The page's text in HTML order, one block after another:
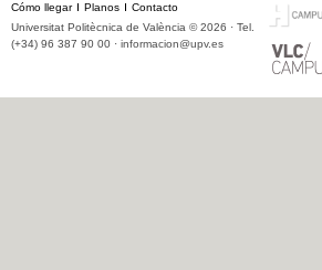
Cómo llegar Planos
Contacto
Universitat Politècnica de València © 2026 · Tel.
(+34) 96 387 90 00 · informacion@upv.es